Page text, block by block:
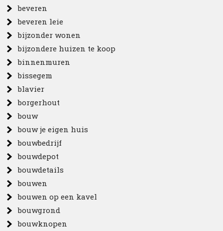
beveren
beveren leie
bijzonder wonen
bijzondere huizen te koop
binnenmuren
bissegem
blavier
borgerhout
bouw
bouw je eigen huis
bouwbedrijf
bouwdepot
bouwdetails
bouwen
bouwen op een kavel
bouwgrond
bouwknopen